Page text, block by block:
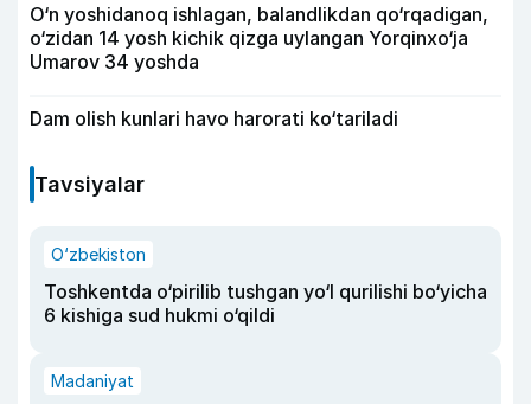
O‘n yoshidanoq ishlagan, balandlikdan qo‘rqadigan,
o‘zidan 14 yosh kichik qizga uylangan Yorqinxo‘ja
Umarov 34 yoshda
Dam olish kunlari havo harorati ko‘tariladi
Tavsiyalar
O‘zbekiston
Toshkentda o‘pirilib tushgan yo‘l qurilishi bo‘yicha
6 kishiga sud hukmi o‘qildi
Madaniyat